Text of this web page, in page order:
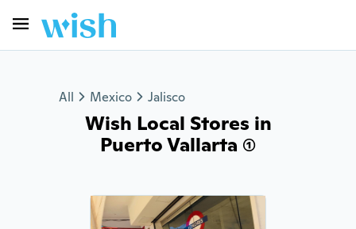
All Mexico Jalisco
Wish Local Stores in
Puerto Vallarta (1)